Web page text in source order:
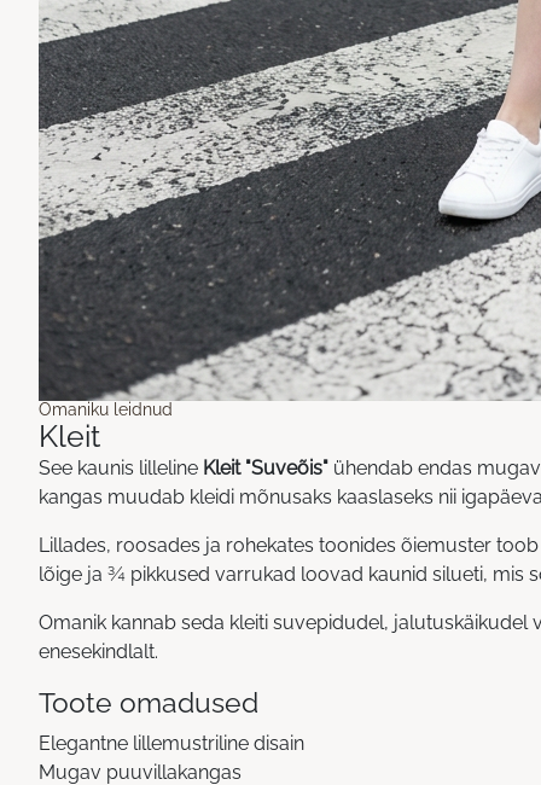
Omaniku leidnud
Kleit
See kaunis lilleline Kleit "Suveõis" ühendab endas
kangas muudab kleidi mõnusaks kaaslaseks nii
Lillades, roosades ja rohekates toonides õiemuster
lõige ja ¾ pikkused varrukad loovad kaunid silueti, mis
Omanik kannab seda kleiti suvepidudel,
enesekindlalt.
Toote omadused
Elegantne lillemustriline disain
Mugav puuvillakangas